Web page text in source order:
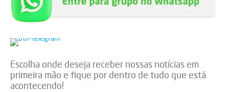
Escolha onde deseja receber nossas notícias em
primeira mão e fique por dentro de tudo que está
acontecendo!